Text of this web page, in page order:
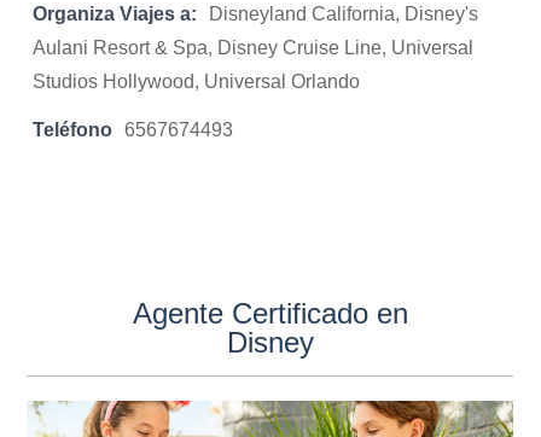
Organiza Viajes a:
Disneyland California, Disney's
Aulani Resort & Spa, Disney Cruise Line, Universal
Studios Hollywood, Universal Orlando
Teléfono 6567674493